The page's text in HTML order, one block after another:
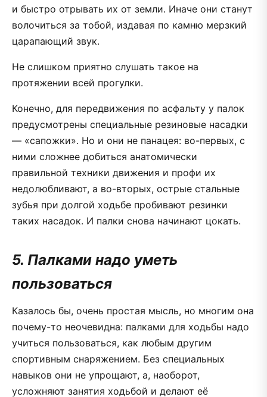
и быстро отрывать их от земли. Иначе они станут
волочиться за тобой, издавая по камню мерзкий
царапающий звук.
Не слишком приятно слушать такое на
протяжении всей прогулки.
Конечно, для передвижения по асфальту у палок
предусмотрены специальные резиновые насадки
— «сапожки». Но и они не панацея: во-первых, с
ними сложнее добиться анатомически
правильной техники движения и профи их
недолюбливают, а во-вторых, острые стальные
зубья при долгой ходьбе пробивают резинки
таких насадок. И палки снова начинают цокать.
5. Палками надо уметь
пользоваться
Казалось бы, очень простая мысль, но многим она
почему-то неочевидна: палками для ходьбы надо
учиться пользоваться, как любым другим
спортивным снаряжением. Без специальных
навыков они не упрощают, а, наоборот,
усложняют занятия ходьбой и делают её